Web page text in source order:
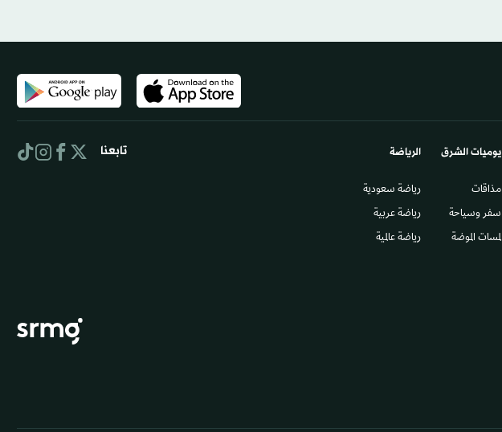
يوميات الشرق​
مذاقات
سفر وسياحة
لمسات الموضة
الرياضة
رياضة سعودية
رياضة عربية
رياضة عالمية
تابعنا